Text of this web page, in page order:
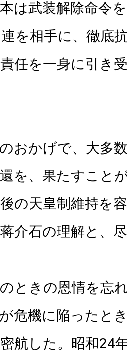
は武装解除命令
を相手に、徹底
任を一身に引き
おかげで、大多
を、果たすこと
の天皇制維持を
介石の理解と、
ときの恩情を忘
危機に陥ったと
航した。昭和24